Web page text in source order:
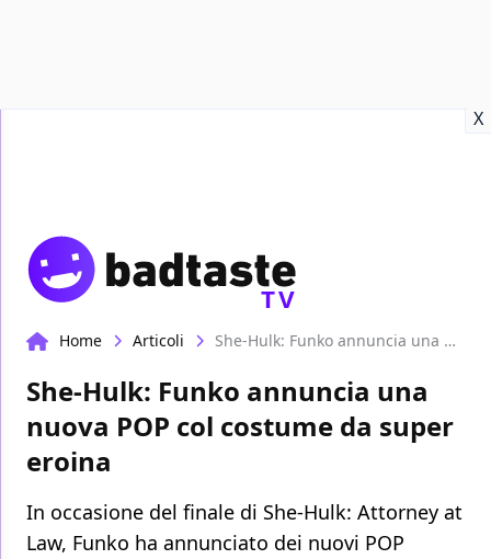
X
TV
Home Articoli She-Hulk: Funko annuncia una nuova POP col costume da super eroina
She-Hulk: Funko annuncia una
nuova POP col costume da super
eroina
In occasione del finale di She-Hulk: Attorney at
Law, Funko ha annunciato dei nuovi POP